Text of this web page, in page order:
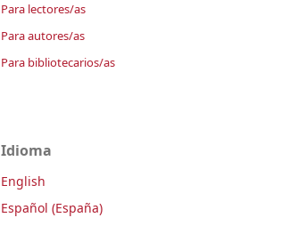
Para lectores/as
Para autores/as
Para bibliotecarios/as
Idioma
English
Español (España)